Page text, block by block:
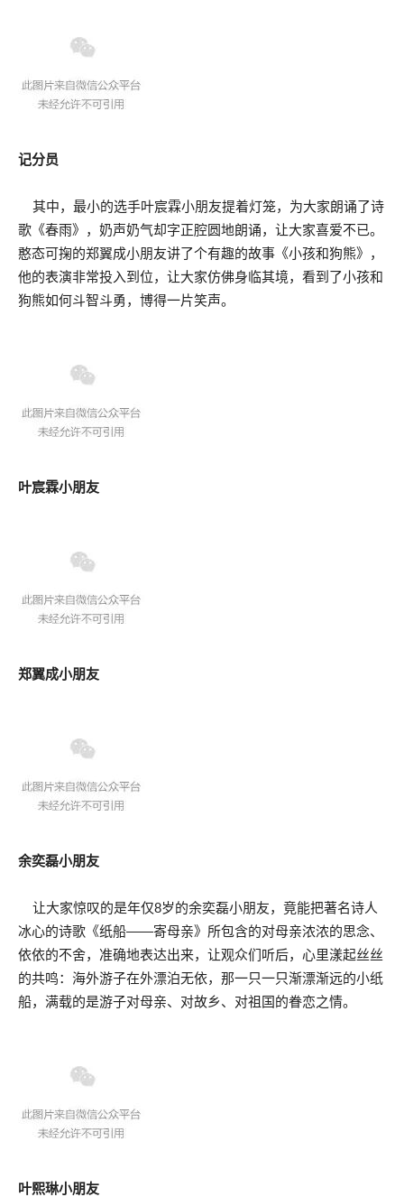
记分员
其中，最小的选手叶宸霖小朋友提着灯笼，为大家朗诵了诗
歌《春雨》，奶声奶气却字正腔圆地朗诵，让大家喜爱不已。
憨态可掬的郑翼成小朋友讲了个有趣的故事《小孩和狗熊》，
他的表演非常投入到位，让大家仿佛身临其境，看到了小孩和
狗熊如何斗智斗勇，博得一片笑声。
叶宸霖小朋友
郑翼成小朋友
余奕磊小朋友
让大家惊叹的是年仅8岁的余奕磊小朋友，竟能把著名诗人
冰心的诗歌《纸船——寄母亲》所包含的对母亲浓浓的思念、
依依的不舍，准确地表达出来，让观众们听后，心里漾起丝丝
的共鸣：海外游子在外漂泊无依，那一只一只渐漂渐远的小纸
船，满载的是游子对母亲、对故乡、对祖国的眷恋之情。
叶熙琳小朋友